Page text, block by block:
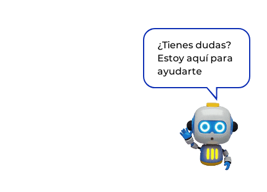
¿Tienes dudas?
Estoy aquí para
ayudarte